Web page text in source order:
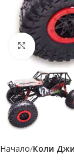
Click to
Начало Коли